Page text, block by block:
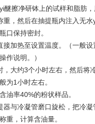
醚擦净研钵上的试样和脂肪
重，然后在抽提瓶内注入无
口保持密封。
接加热至设置温度。（一般
作说明。）
，大约3个小时左右，然后
为1小时左右。
油率40%的粉状样品。
与冷凝管磨口旋松，把冷
重，计算含油量。